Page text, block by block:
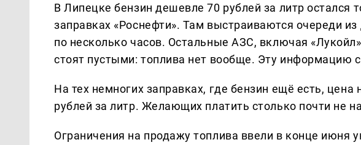
В Липецке бензин дешевле 70 рублей за литр остался
заправках «Роснефти». Там выстраиваются очереди
по несколько часов. Остальные АЗС, включая
стоят пустыми: топлива нет вообще. Эту информацию
На тех немногих заправках, где бензин ещё есть, цена
рублей за литр. Желающих платить столько почти не
Ограничения на продажу топлива ввели в конце июня